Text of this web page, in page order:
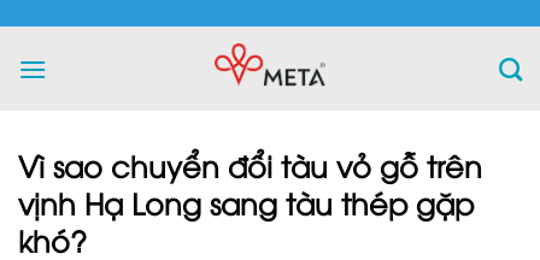
content
Vì sao chuyển đổi tàu vỏ gỗ trên
vịnh Hạ Long sang tàu thép gặp
khó?